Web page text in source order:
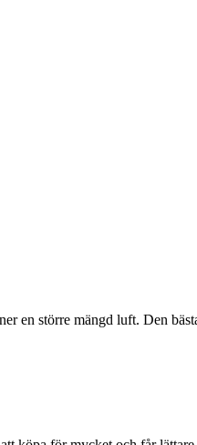
en större mängd luft. Den